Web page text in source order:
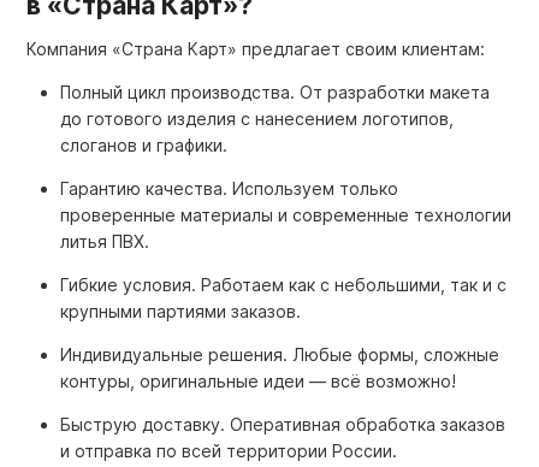
Компания «Страна Карт» предлагает своим клиентам:
Полный цикл производства. От разработки макета
до готового изделия с нанесением логотипов,
слоганов и графики.
Гарантию качества. Используем только
проверенные материалы и современные технологии
литья ПВХ.
Гибкие условия. Работаем как с небольшими, так и с
крупными партиями заказов.
Индивидуальные решения. Любые формы, сложные
контуры, оригинальные идеи — всё возможно!
Быструю доставку. Оперативная обработка заказов
и отправка по всей территории России.